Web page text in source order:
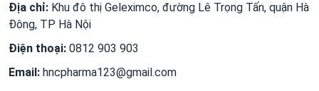
Địa chỉ: Khu đô thị Geleximco, đường Lê Trọng Tấn, quận Hà
Đông, TP Hà Nội
Điện thoại: 0812 903 903
Email: hncpharma123@gmail.com